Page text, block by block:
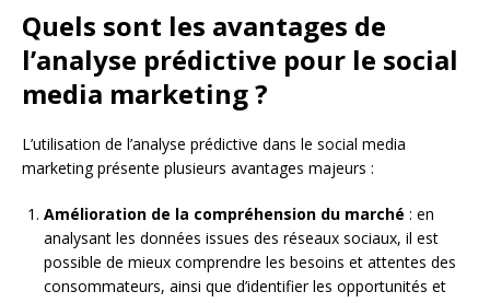
Quels sont les avantages de
l’analyse prédictive pour le social
media marketing ?
L’utilisation de l’analyse prédictive dans le social media
marketing présente plusieurs avantages majeurs :
Amélioration de la compréhension du marché : en
analysant les données issues des réseaux sociaux, il est
possible de mieux comprendre les besoins et attentes des
consommateurs, ainsi que d’identifier les opportunités et